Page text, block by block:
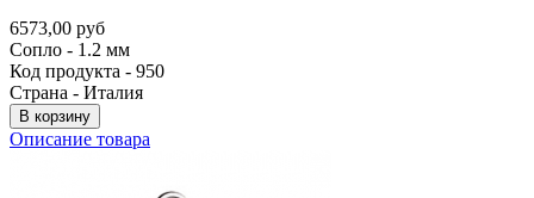
6573,00 руб
Сопло - 1.2 мм
Код продукта - 950
Страна - Италия
В корзину
Описание товара